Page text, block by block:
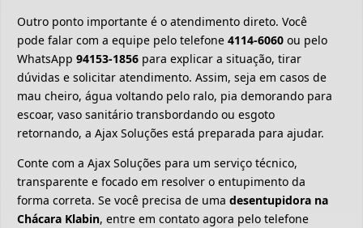
Outro ponto importante é o atendimento direto. Você
pode falar com a equipe pelo telefone 4114-6060 ou pelo
WhatsApp 94153-1856 para explicar a situação, tirar
dúvidas e solicitar atendimento. Assim, seja em casos de
mau cheiro, água voltando pelo ralo, pia demorando para
escoar, vaso sanitário transbordando ou esgoto
retornando, a Ajax Soluções está preparada para ajudar.
Conte com a Ajax Soluções para um serviço técnico,
transparente e focado em resolver o entupimento da
forma correta. Se você precisa de uma desentupidora na
Chácara Klabin, entre em contato agora pelo telefone